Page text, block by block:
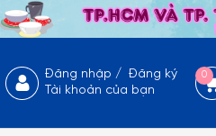
Đăng nhập /Đăng ký
Tài khoản của bạn
0